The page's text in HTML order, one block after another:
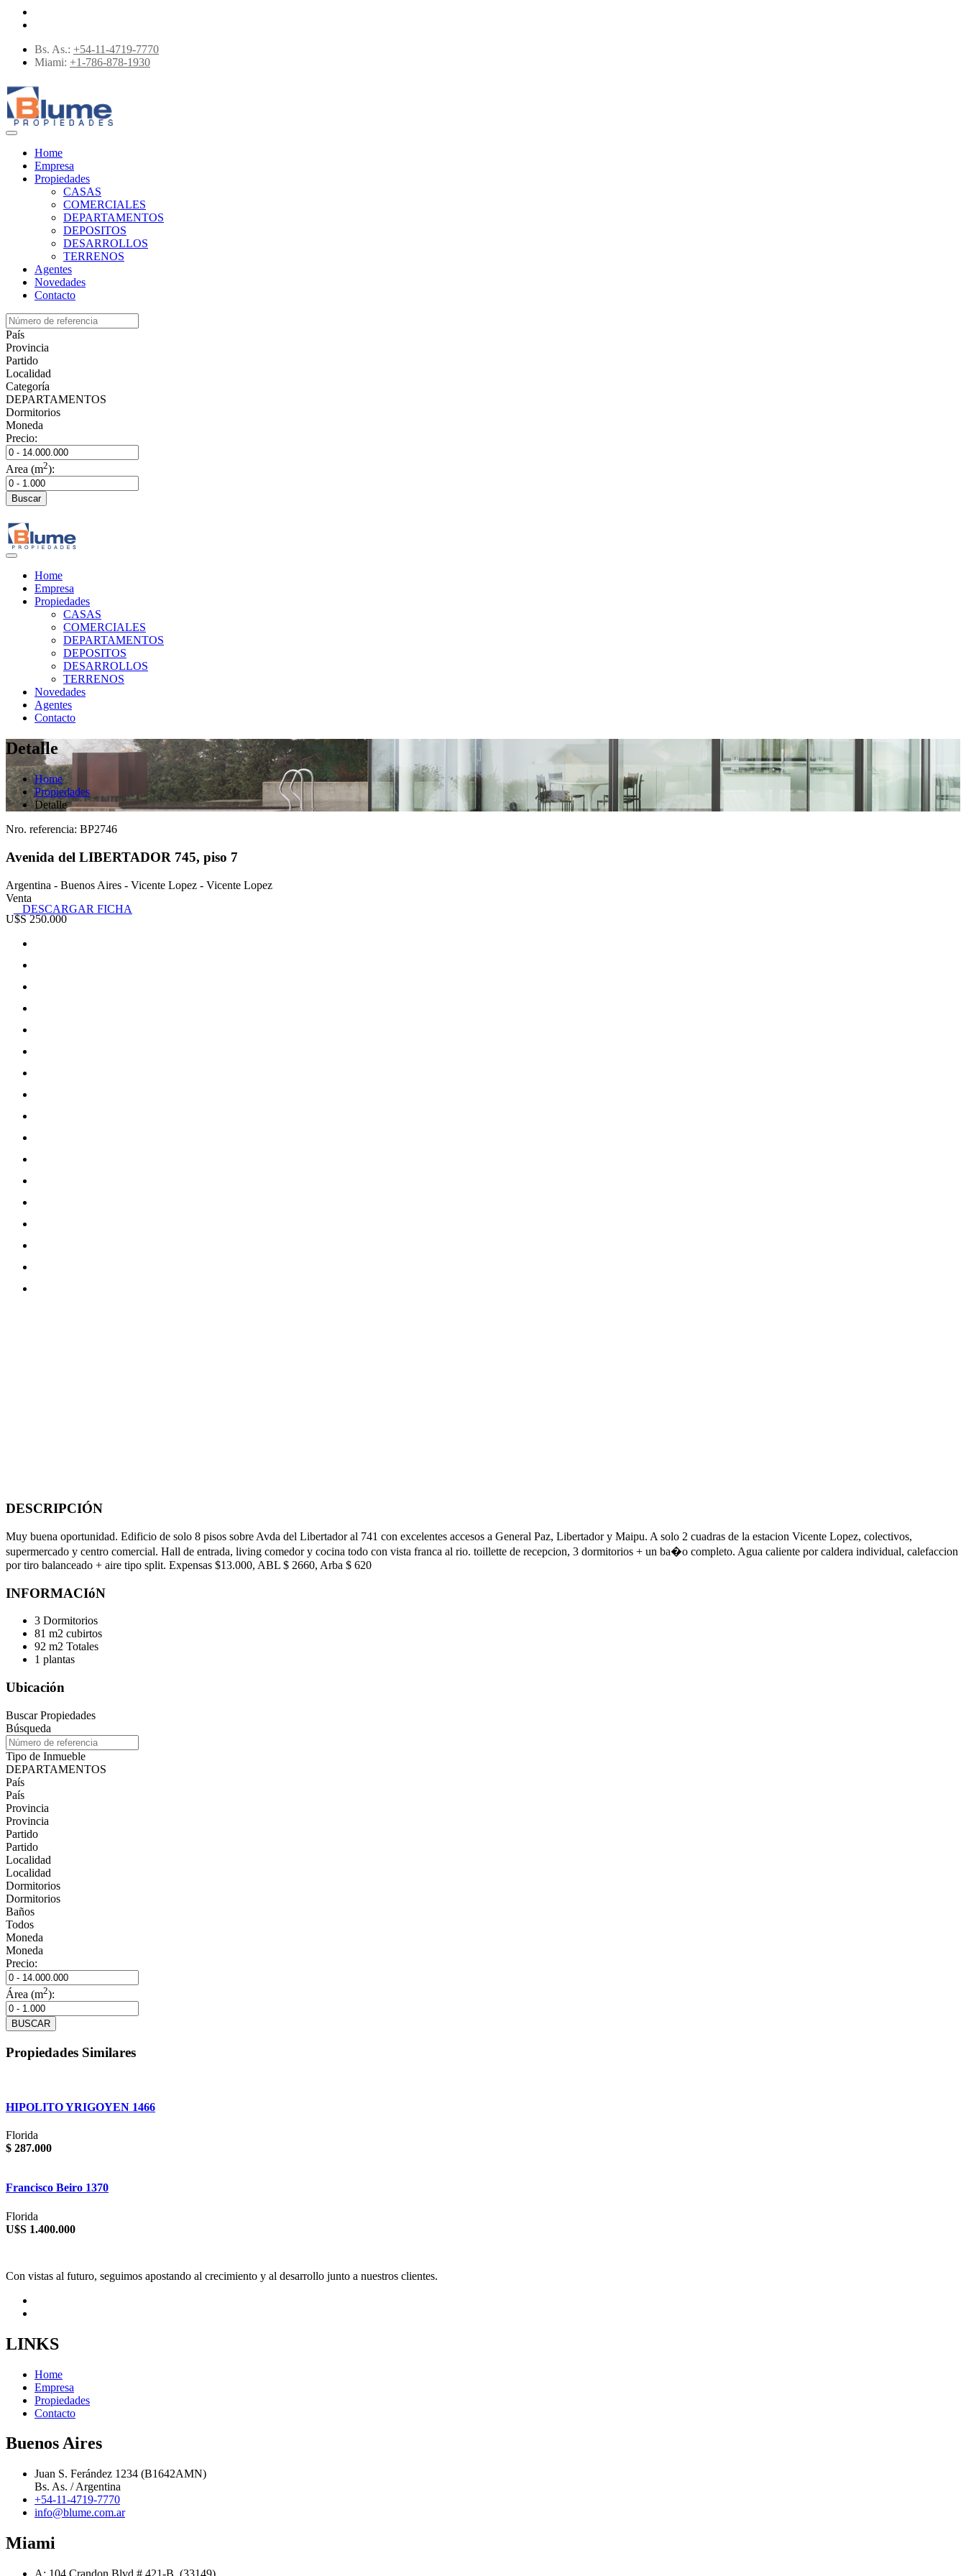
Bs. As.: +54-11-4719-7770
Miami: +1-786-878-1930
Home
Empresa
Propiedades
CASAS
COMERCIALES
DEPARTAMENTOS
DEPOSITOS
DESARROLLOS
TERRENOS
Agentes
Novedades
Contacto
País
Provincia
Partido
Localidad
Categoría
DEPARTAMENTOS
Dormitorios
Moneda
Precio:
Area (m2):
Buscar
Home
Empresa
Propiedades
CASAS
COMERCIALES
DEPARTAMENTOS
DEPOSITOS
DESARROLLOS
TERRENOS
Novedades
Agentes
Contacto
Detalle
Home
Propiedades
Detalle
Nro. referencia: BP2746
Avenida del LIBERTADOR 745, piso 7
Argentina - Buenos Aires - Vicente Lopez - Vicente Lopez
Venta
DESCARGAR FICHA
U$S 250.000
DESCRIPCIÓN
Muy buena oportunidad. Edificio de solo 8 pisos sobre Avda del Libertador al 741 con excelentes accesos a General Paz, Libertador y Maipu. A solo 2 cuadras de la estacion Vicente Lopez, colectivos,
supermercado y centro comercial. Hall de entrada, living comedor y cocina todo con vista franca al rio. toillette de recepcion, 3 dormitorios + un ba�o completo. Agua caliente por caldera individual, calefaccion
por tiro balanceado + aire tipo split. Expensas $13.000, ABL $ 2660, Arba $ 620
INFORMACIóN
3 Dormitorios
81 m2 cubirtos
92 m2 Totales
1 plantas
Ubicación
Buscar Propiedades
Búsqueda
Tipo de Inmueble
DEPARTAMENTOS
País
País
Provincia
Provincia
Partido
Partido
Localidad
Localidad
Dormitorios
Dormitorios
Baños
Todos
Moneda
Moneda
Precio:
Área (m2):
BUSCAR
Propiedades Similares
HIPOLITO YRIGOYEN 1466
Florida
$ 287.000
Francisco Beiro 1370
Florida
U$S 1.400.000
Con vistas al futuro, seguimos apostando al crecimiento y al desarrollo junto a nuestros clientes.
LINKS
Home
Empresa
Propiedades
Contacto
Buenos Aires
Juan S. Ferández 1234 (B1642AMN)
Bs. As. / Argentina
+54-11-4719-7770
info@blume.com.ar
Miami